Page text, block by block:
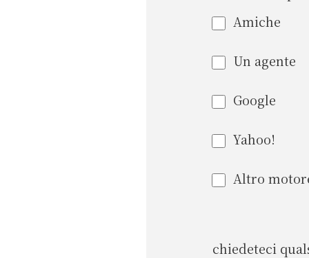
Amiche
Un agente
Google
Yahoo!
Altro
chiedeteci